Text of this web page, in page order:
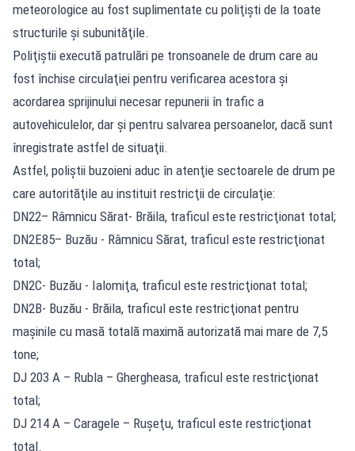
meteorologice au fost suplimentate cu poliţişti de la toate
structurile şi subunităţile.
Poliţiştii execută patrulări pe tronsoanele de drum care au
fost închise circulaţiei pentru verificarea acestora şi
acordarea sprijinului necesar repunerii în trafic a
autovehiculelor, dar şi pentru salvarea persoanelor, dacă sunt
înregistrate astfel de situaţii.
Astfel, poliștii buzoieni aduc în atenţie sectoarele de drum pe
care autorităţile au instituit restricţii de circulaţie:
DN22– Râmnicu Sărat- Brăila, traficul este restricţionat total;
DN2E85– Buzău - Râmnicu Sărat, traficul este restricţionat
total;
DN2C- Buzău - Ialomiţa, traficul este restricţionat total;
DN2B- Buzău - Brăila, traficul este restricţionat pentru
maşinile cu masă totală maximă autorizată mai mare de 7,5
tone;
DJ 203 A – Rubla – Ghergheasa, traficul este restricţionat
total;
DJ 214 A – Caragele – Ruşeţu, traficul este restricţionat
total.